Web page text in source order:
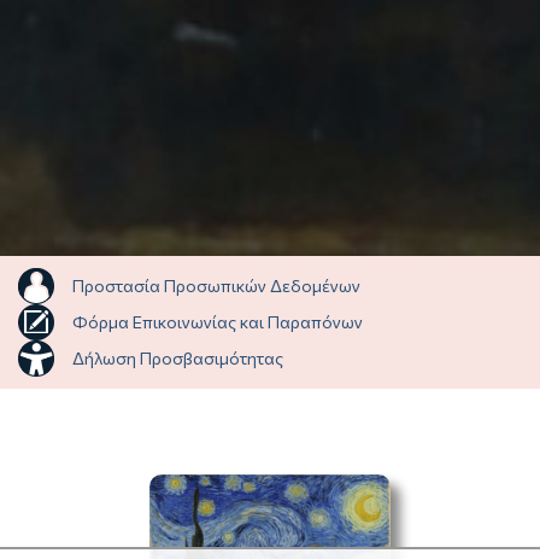
Προστασία Προσωπικών Δεδομένων
Φόρμα Επικοινωνίας και Παραπόνων
Δήλωση Προσβασιμότητας